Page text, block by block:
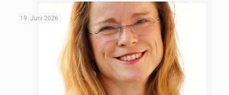
19. Juni 2026